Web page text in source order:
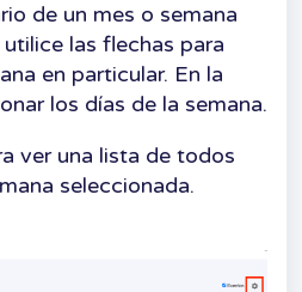
de un mes o semana
las flechas para
en particular. En la
los días de la semana.
ver una lista de todos
seleccionada.